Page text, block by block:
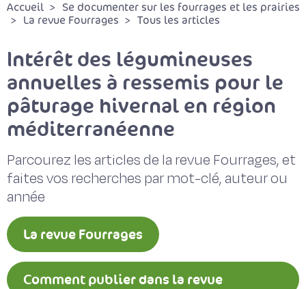
Accueil
Se documenter sur les fourrages et les prairies
La revue Fourrages
Tous les articles
Intérêt des légumineuses
annuelles à ressemis pour le
pâturage hivernal en région
méditerranéenne
Parcourez les articles de la revue Fourrages, et
faites vos recherches par mot-clé, auteur ou
année
La revue Fourrages
Comment publier dans la revue